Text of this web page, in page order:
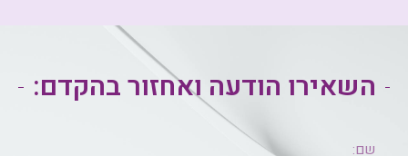
השאירו הודעה ואחזור בהקדם: